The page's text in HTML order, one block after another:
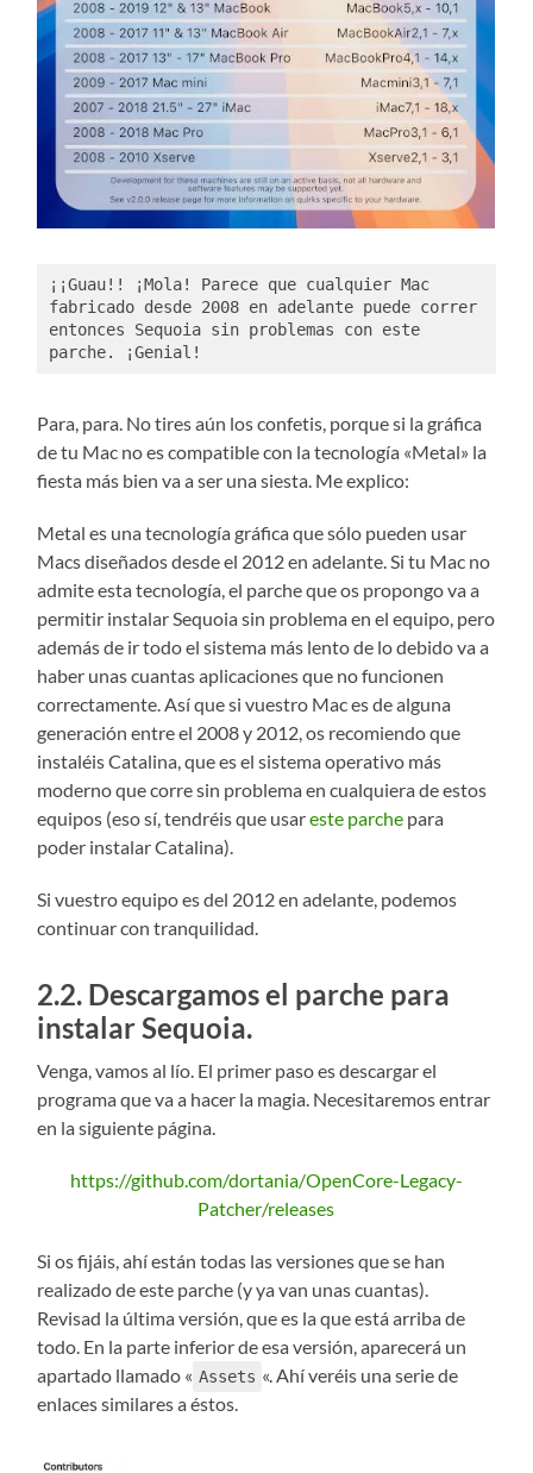
¡¡Guau!! ¡Mola! Parece que cualquier Mac
fabricado desde 2008 en adelante puede correr
entonces Sequoia sin problemas con este
parche. ¡Genial!
Para, para. No tires aún los confetis, porque si la gráfica
de tu Mac no es compatible con la tecnología «Metal» la
fiesta más bien va a ser una siesta. Me explico:
Metal es una tecnología gráfica que sólo pueden usar
Macs diseñados desde el 2012 en adelante. Si tu Mac no
admite esta tecnología, el parche que os propongo va a
permitir instalar Sequoia sin problema en el equipo, pero
además de ir todo el sistema más lento de lo debido va a
haber unas cuantas aplicaciones que no funcionen
correctamente. Así que si vuestro Mac es de alguna
generación entre el 2008 y 2012, os recomiendo que
instaléis Catalina, que es el sistema operativo más
moderno que corre sin problema en cualquiera de estos
equipos (eso sí, tendréis que usareste parche para
poder instalar Catalina).
Si vuestro equipo es del 2012 en adelante, podemos
continuar con tranquilidad.
2.2. Descargamos el parche para
instalar Sequoia.
Venga, vamos al lío. El primer paso es descargar el
programa que va a hacer la magia. Necesitaremos entrar
en la siguiente página.
https://github.com/dortania/OpenCore-Legacy-
Patcher/releases
Si os fijáis, ahí están todas las versiones que se han
realizado de este parche (y ya van unas cuantas).
Revisad la última versión, que es la que está arriba de
todo. En la parte inferior de esa versión, aparecerá un
apartado llamado « Assets «. Ahí veréis una serie de
enlaces similares a éstos.